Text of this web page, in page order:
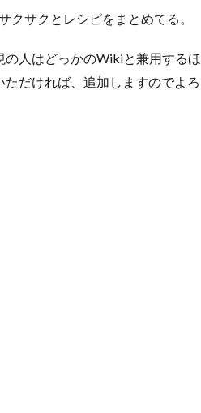
クサクとレシピをまとめてる。
人はどっかのWikiと兼用するほ
だければ、追加しますのでよろ